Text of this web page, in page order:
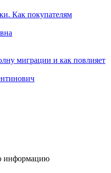
Как покупателям
миграции и как повлияет
информацию